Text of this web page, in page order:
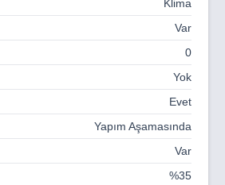
Klima
Var
0
Yok
Evet
Yapım Aşamasında
Var
%35